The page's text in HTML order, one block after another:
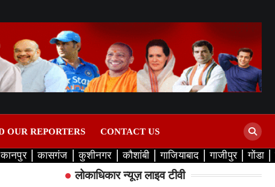
OUR REPORTERS CONTACT US
कानपुर कासगंज कुशीनगर कौशांबी गाजियाबाद गाजीपुर गोंडा
लोकाधिकार न्यूज़ लाइव टीवी